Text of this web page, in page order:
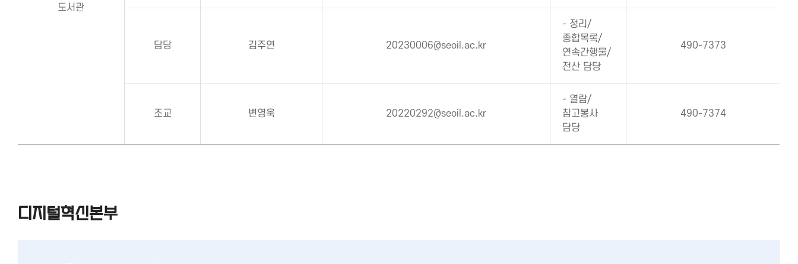
도서관
담당 김주연 20230006@seoil.ac.kr
- 정리/
종합목록/
연속간행물/
전산 담당
490-7373
조교 변영욱 20220292@seoil.ac.kr
- 열람/
참고봉사
담당
490-7374
디지털혁신본부